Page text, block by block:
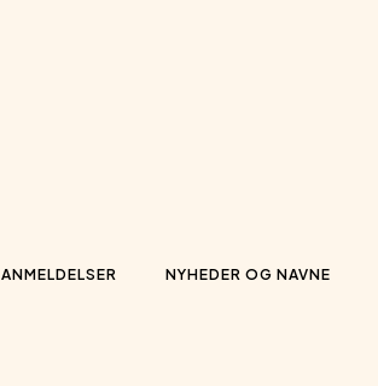
ANMELDELSER NYHEDER OG NAVNE